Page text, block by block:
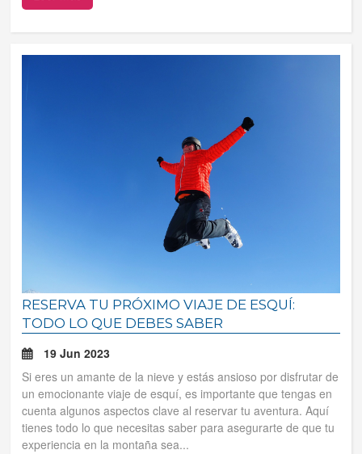
RESERVA TU PRÓXIMO VIAJE DE ESQUÍ:
TODO LO QUE DEBES SABER
19 Jun 2023
Si eres un amante de la nieve y estás ansioso por disfrutar de
un emocionante viaje de esquí, es importante que tengas en
cuenta algunos aspectos clave al reservar tu aventura. Aquí
tienes todo lo que necesitas saber para asegurarte de que tu
experiencia en la montaña sea...